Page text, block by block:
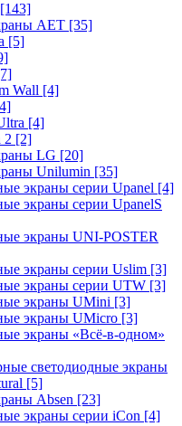
[143]
AET [35]
[5]
Wall [4]
[4]
2 [2]
LG [20]
Unilumin [35]
экраны серии Upanel [4]
экраны серии UpanelS
экраны UNI-POSTER
экраны серии Uslim [3]
экраны серии UTW [3]
экраны UMini [3]
экраны UMicro [3]
экраны «Всё-в-одном»
светодиодные экраны
[5]
Absen [23]
экраны серии iCon [4]